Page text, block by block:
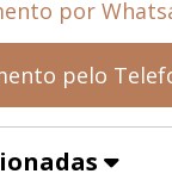
por
pelo